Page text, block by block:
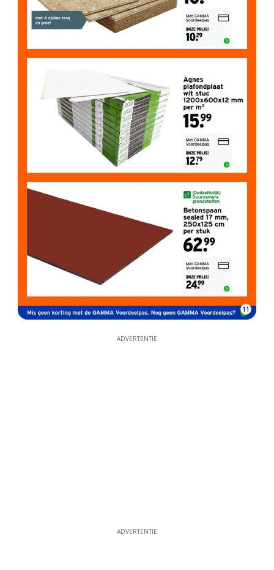
11
ADVERTENTIE
ADVERTENTIE